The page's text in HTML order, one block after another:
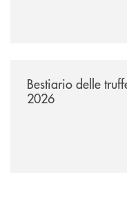
Bestiario delle
2026